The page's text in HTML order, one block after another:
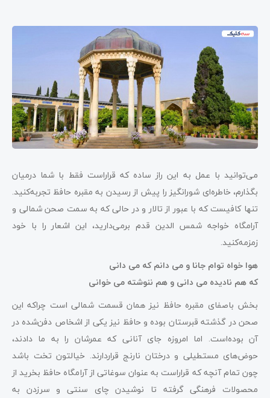
می‌توانید با عمل به این راز ساده که قراراست فقط با شما درمیان
بگذارم، خاطره‌ای شورانگیز را پیش از رسیدن به مقبره حافظ تجربه‌کنید.
تنها کافیست که با عبور از تالار و در حالی که به سمت صحن شمالی و
آرامگاه خواجه شمس‌ الدین قدم برمی‌دارید، این اشعار را با خود
زمزمه‌کنید.
هوا خواه توام جانا و می دانم که می دانی
که هم نادیده می دانی و هم ننوشته می خوانی
بخش باصفای مقبره حافظ نیز همان قسمت شمالی است چراکه این
صحن در گذشته قبرستان بوده و حافظ نیز یکی از اشخاص دفن‌شده در
آن بوده‌است. اما امروزه جای آنانی که عمرشان را به ما دادند،
حوض‌های مستطیلی و درختان نارنج قراردارند. خیالتون تخت باشد
چون تمام آنچه که قراراست به عنوان سوغاتی از آرامگاه حافظ بخرید از
محصولات فرهنگی گرفته تا نوشیدن چای سنتی و سرزدن به